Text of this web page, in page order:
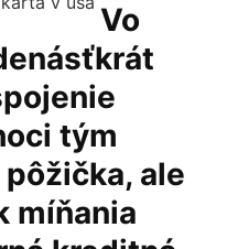
Vo
tým
ale
míňania